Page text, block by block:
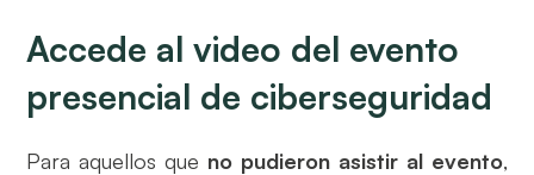
Accede al video del evento
presencial de ciberseguridad
Para aquellos que no pudieron asistir al evento,